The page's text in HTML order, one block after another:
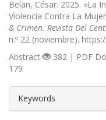
Belan, César. 2025. «La
Violencia Contra La
& Crimen. Revista Del
n.º 22 (noviembre).
Abstract
382 | PDF
179
Keywords